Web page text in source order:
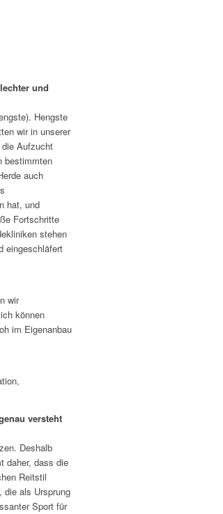
und
Hengste
wir in unserer
Aufzucht
bestimmten
auch
hat, und
Fortschritte
stehen
eingeschläfert
wir
können
im Eigenanbau
versteht
Deshalb
daher, dass die
Reitstil
die als Ursprung
Sport für